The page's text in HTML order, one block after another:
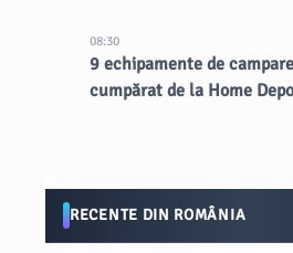
08:30
9 echipamente de
cumpărat de la Home
RECENTE DIN ROMÂNIA